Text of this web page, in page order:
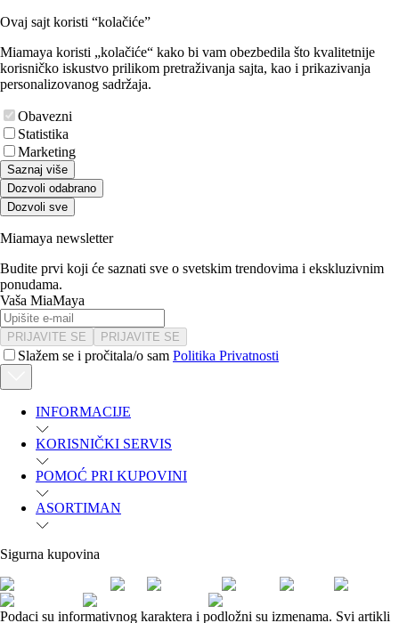
Ovaj sajt koristi “kolačiće”
Miamaya koristi „kolačiće“ kako bi vam obezbedila što kvalitetnije
korisničko iskustvo prilikom pretraživanja sajta, kao i prikazivanja
personalizovanog sadržaja.
Obavezni
Statistika
Marketing
Saznaj više
Dozvoli odabrano
Dozvoli sve
Miamaya newsletter
Budite prvi koji će saznati sve o svetskim trendovima i ekskluzivnim
ponudama.
Vaša MiaMaya
PRIJAVITE SE PRIJAVITE SE
Slažem se i pročitala/o sam Politika Privatnosti
INFORMACIJE
KORISNIČKI SERVIS
POMOĆ PRI KUPOVINI
ASORTIMAN
Sigurna kupovina
Podaci su informativnog karaktera i podložni su izmenama. Svi artikli